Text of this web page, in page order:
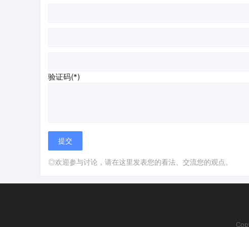
验证码(*)
◎欢迎参与讨论，请在这里发表您的看法、交流您的观点。